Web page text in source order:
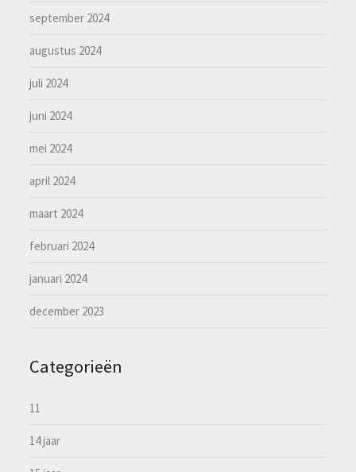
september 2024
augustus 2024
juli 2024
juni 2024
mei 2024
april 2024
maart 2024
februari 2024
januari 2024
december 2023
Categorieën
11
14 jaar